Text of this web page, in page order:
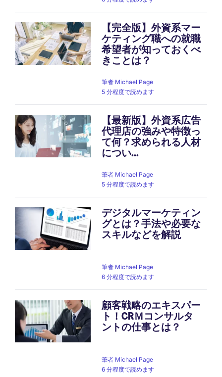
【完全版】外資系マー
ケティング職への就職
希望者が知っておくべ
きことは？
筆者 Michael Page
5 分程度で読めます
【最新版】外資系広告
代理店の強みや特徴っ
て何？求められる人材
につい...
筆者 Michael Page
5 分程度で読めます
デジタルマーケティン
グとは？手法や必要な
スキルなどを解説
筆者 Michael Page
6 分程度で読めます
顧客戦略のエキスパー
ト！CRＭコンサルタ
ントの仕事とは？
筆者 Michael Page
6 分程度で読めます